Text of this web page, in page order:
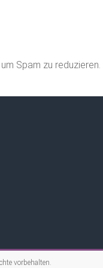
Spam zu reduzieren.
vorbehalten.